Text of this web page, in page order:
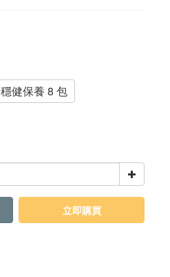
穩健保養 8 包
立即購買